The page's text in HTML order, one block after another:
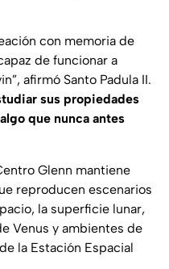
con memoria de
de funcionar a
afirmó Santo Padula II.
sus propiedades
que nunca antes
Glenn mantiene
reproducen escenarios
la superficie lunar,
Venus y ambientes de
la Estación Espacial